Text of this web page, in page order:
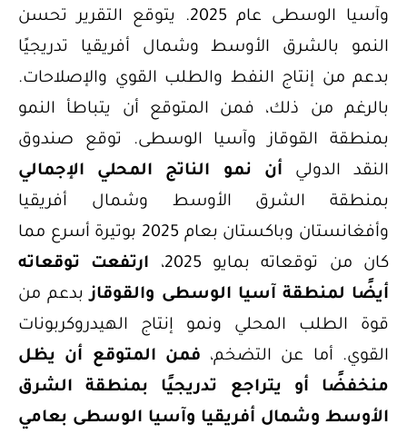
وآسيا الوسطى عام 2025. يتوقع التقرير تحسن
النمو بالشرق الأوسط وشمال أفريقيا تدريجيًا
بدعم من إنتاج النفط والطلب القوي والإصلاحات.
بالرغم من ذلك، فمن المتوقع أن يتباطأ النمو
بمنطقة القوقاز وآسيا الوسطى. توقع صندوق
النقد الدولي
أن نمو الناتج المحلي الإجمالي
بمنطقة الشرق الأوسط وشمال أفريقيا
وأفغانستان وباكستان بعام 2025 بوتيرة أسرع مما
كان من توقعاته بمايو 2025،
ارتفعت توقعاته
أيضًا لمنطقة آسيا الوسطى والقوقازبدعم من
قوة الطلب المحلي ونمو إنتاج الهيدروكربونات
القوي. أما عن التضخم، فمن المتوقع أن يظل
منخفضًا أو يتراجع تدريجيًا بمنطقة الشرق
الأوسط وشمال أفريقيا وآسيا الوسطى بعامي